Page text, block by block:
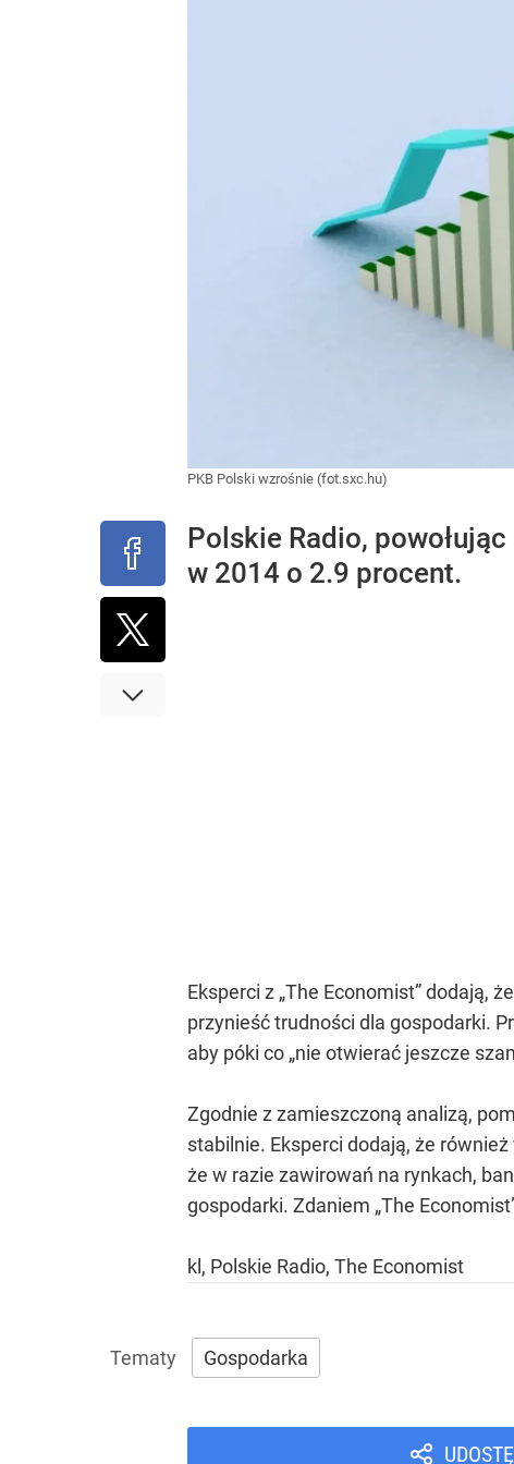
PKB Polski wzrośnie (fot.sxc.hu)
Polskie Radio,
w 2014 o 2.9 procent.
Eksperci z „The Economist” dodają,
przynieść trudności dla gospodarki.
aby póki co „nie otwierać jeszcze
Zgodnie z zamieszczoną analizą,
stabilnie. Eksperci dodają, że
że w razie zawirowań na rynkach,
gospodarki. Zdaniem „The
kl, Polskie Radio, The Economist
Gospodarka